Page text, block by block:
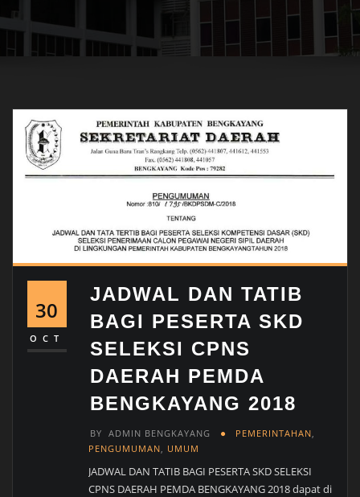
30
OCT
JADWAL DAN TATIB
BAGI PESERTA SKD
SELEKSI CPNS
DAERAH PEMDA
BENGKAYANG 2018
BY ADMIN BENGKAYANG PEMERINTAHAN,
PENGUMUMAN, UMUM
JADWAL DAN TATIB BAGI PESERTA SKD SELEKSI
CPNS DAERAH PEMDA BENGKAYANG 2018 dapat di